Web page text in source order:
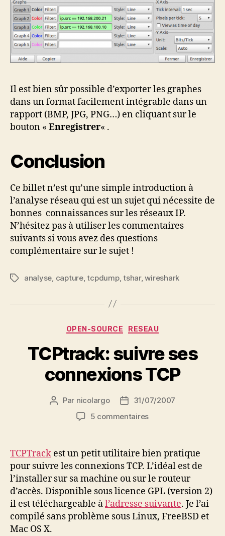
Il est bien sûr possible d’exporter les graphes
dans un format facilement intégrable dans un
rapport (BMP, JPG, PNG…) en cliquant sur le
bouton « Enregistrer« .
Conclusion
Ce billet n’est qu’une simple introduction à
l’analyse réseau qui est un sujet qui nécessite de
bonnes connaissances sur les réseaux IP.
N’hésitez pas à utiliser les commentaires
suivants si vous avez des questions
complémentaire sur le sujet !
Étiquettes
analyse, capture,tcpdump,tshar,wireshark
Catégories
OPEN-SOURCE RESEAU
TCPtrack: suivre ses
connexions TCP
Auteur
l’article
Par nicolargo
Date
de
31/07/2007
5 commentairessur
ses
connexions
TCP
TCPTrack est un petit utilitaire bien pratique
pour suivre les connexions TCP. L’idéal est de
l’installer sur sa machine ou sur le routeur
d’accès. Disponible sous licence GPL (version 2)
il est téléchargeable àl’adresse suivante. Je l’ai
compilé sans problème sous Linux, FreeBSD et
Mac OS X.